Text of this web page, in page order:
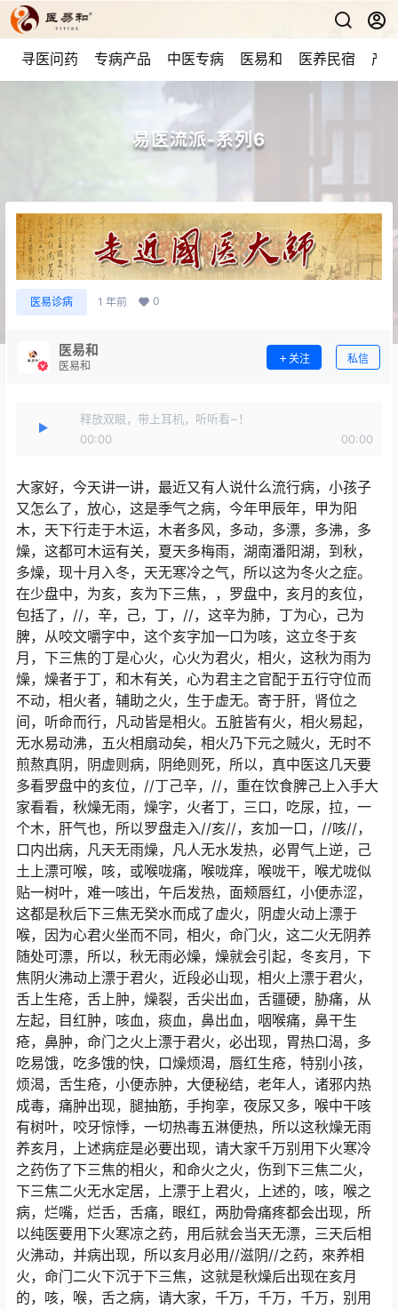
寻医问药 专病产品 中医专病 医易和 医养民宿 产
易医流派-系列6
医易诊病 1 年前 0
医易和
医易和
关注 私信
释放双眼，带上耳机，听听看~！
00:00
00:00
大家好，今天讲一讲，最近又有人说什么流行病，小孩子
又怎么了，放心，这是季气之病，今年甲辰年，甲为阳
木，天下行走于木运，木者多风，多动，多漂，多沸，多
燥，这都可木运有关，夏天多梅雨，湖南潘阳湖，到秋，
多燥，现十月入冬，天无寒冷之气，所以这为冬火之症。
在少盘中，为亥，亥为下三焦，，罗盘中，亥月的亥位，
包括了，//，辛，己，丁，//，这辛为肺，丁为心，己为
脾，从咬文嚼字中，这个亥字加一口为咳，这立冬于亥
月，下三焦的丁是心火，心火为君火，相火，这秋为雨为
燥，燥者于丁，和木有关，心为君主之官配于五行守位而
不动，相火者，辅助之火，生于虚无。寄于肝，肾位之
间，听命而行，凡动皆是相火。五脏皆有火，相火易起，
无水易动沸，五火相扇动矣，相火乃下元之贼火，无时不
煎熬真阴，阴虚则病，阴绝则死，所以，真中医这几天要
多看罗盘中的亥位，//丁己辛，//，重在饮食脾己上入手大
家看看，秋燥无雨，燥字，火者丁，三口，吃尿，拉，一
个木，肝气也，所以罗盘走入//亥//，亥加一口，//咳//，
口内出病，凡天无雨燥，凡人无水发热，必胃气上逆，己
土上漂可喉，咳，或喉咙痛，喉咙痒，喉咙干，喉尤咙似
贴一树叶，难一咳出，午后发热，面颊唇红，小便赤涩，
这都是秋后下三焦无癸水而成了虚火，阴虚火动上漂于
喉，因为心君火坐而不同，相火，命门火，这二火无阴养
随处可漂，所以，秋无雨必燥，燥就会引起，冬亥月，下
焦阴火沸动上漂于君火，近段必山现，相火上漂于君火，
舌上生疮，舌上肿，燥裂，舌尖出血，舌疆硬，胁痛，从
左起，目红肿，咳血，痰血，鼻出血，咽喉痛，鼻干生
疮，鼻肿，命门之火上漂于君火，必出现，胃热口渴，多
吃易饿，吃多饿的快，口燥烦渴，唇红生疮，特别小孩，
烦渴，舌生疮，小便赤肿，大便秘结，老年人，诸邪内热
成毒，痛肿出现，腿抽筋，手拘挛，夜尿又多，喉中干咳
有树叶，咬牙惊悸，一切热毒五淋便热，所以这秋燥无雨
养亥月，上述病症是必要出现，请大家千万别用下火寒冷
之药伤了下三焦的相火，和命火之火，伤到下三焦二火，
下三焦二火无水定居，上漂于上君火，上述的，咳，喉之
病，烂嘴，烂舌，舌痛，眼红，两肋骨痛疼都会出现，所
以纯医要用下火寒凉之药，用后就会当天无漂，三天后相
火沸动，并病出现，所以亥月必用//滋阴//之药，來养相
火，命门二火下沉于下三焦，这就是秋燥后出现在亥月
的，咳，喉，舌之病，请大家，千万，千万，千万，别用